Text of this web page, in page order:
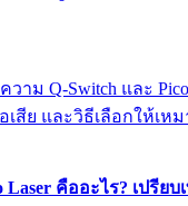
Laser คืออะไร? เปรีย